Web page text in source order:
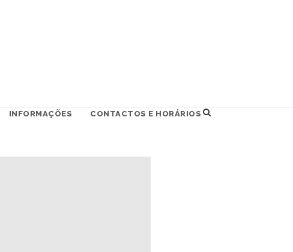
INFORMAÇÕES CONTACTOS E HORÁRIOS